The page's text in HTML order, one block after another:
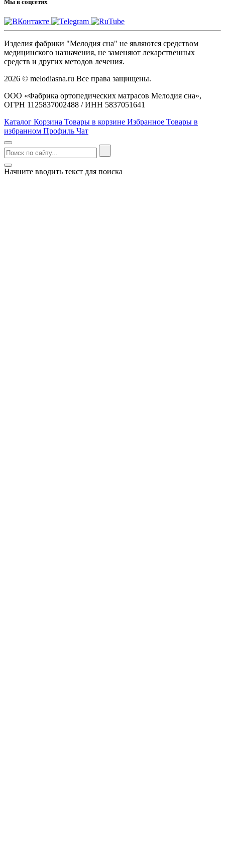
Мы в соцсетях
Изделия фабрики "Мелодия сна" не являются средством
медицинского назначения, не заменяют лекарственных
средств и других методов лечения.
2026 © melodiasna.ru Все права защищены.
ООО «Фабрика ортопедических матрасов Мелодия сна»,
ОГРН 1125837002488 / ИНН 5837051641
Каталог Корзина Товары в корзине Избранное Товары в
избранном Профиль Чат
Начните вводить текст для поиска